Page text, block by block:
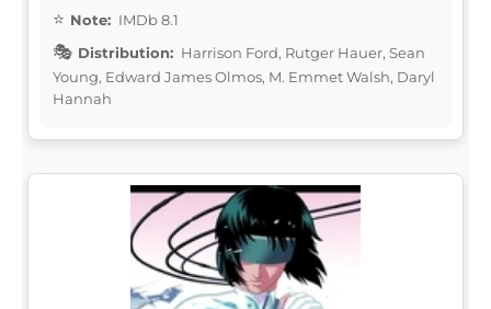
Note: IMDb 8.1
Distribution: Harrison Ford, Rutger Hauer, Sean
Young, Edward James Olmos, M. Emmet Walsh, Daryl
Hannah